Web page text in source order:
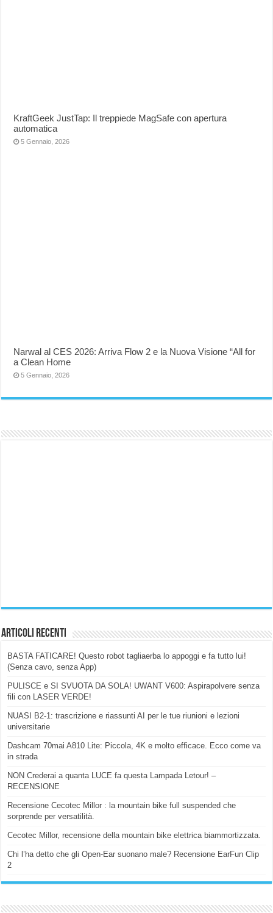
KraftGeek JustTap: Il treppiede MagSafe con apertura
automatica
5 Gennaio, 2026
Narwal al CES 2026: Arriva Flow 2 e la Nuova Visione “All for
a Clean Home
5 Gennaio, 2026
Articoli Recenti
BASTA FATICARE! Questo robot tagliaerba lo appoggi e fa tutto lui!
(Senza cavo, senza App)
PULISCE e SI SVUOTA DA SOLA! UWANT V600: Aspirapolvere senza
fili con LASER VERDE!
NUASI B2-1: trascrizione e riassunti AI per le tue riunioni e lezioni
universitarie
Dashcam 70mai A810 Lite: Piccola, 4K e molto efficace. Ecco come va
in strada
NON Crederai a quanta LUCE fa questa Lampada Letour! –
RECENSIONE
Recensione Cecotec Millor : la mountain bike full suspended che
sorprende per versatilità.
Cecotec Millor, recensione della mountain bike elettrica biammortizzata.
Chi l’ha detto che gli Open-Ear suonano male? Recensione EarFun Clip
2